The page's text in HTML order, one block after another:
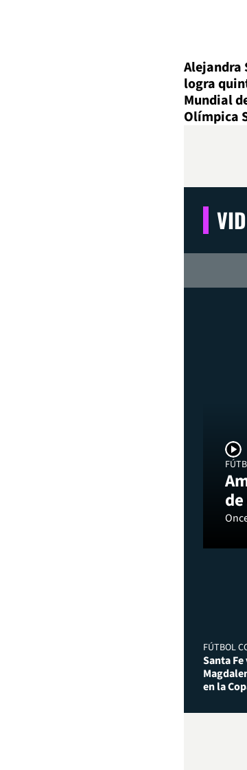
Alejandra
logra
Mundial
Olímpica
FÚTBOL
Santa
en la